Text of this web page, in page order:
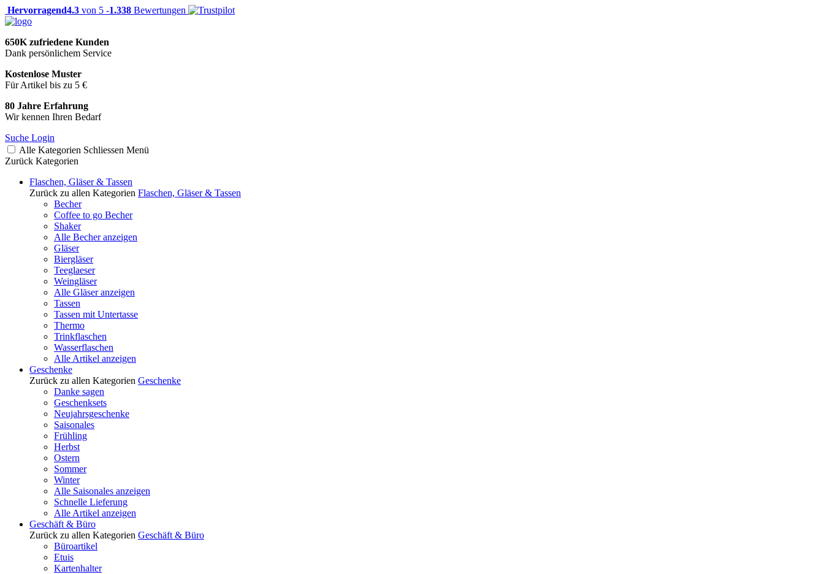
Hervorragend4.3 von 5 -1.338 Bewertungen
650K zufriedene Kunden
Dank persönlichem Service
Kostenlose Muster
Für Artikel bis zu 5 €
80 Jahre Erfahrung
Wir kennen Ihren Bedarf
Suche Login
Alle Kategorien Schliessen Menü
Zurück Kategorien
Flaschen, Gläser & Tassen
Zurück zu allen Kategorien Flaschen, Gläser & Tassen
Becher
Coffee to go Becher
Shaker
Alle Becher anzeigen
Gläser
Biergläser
Teeglaeser
Weingläser
Alle Gläser anzeigen
Tassen
Tassen mit Untertasse
Thermo
Trinkflaschen
Wasserflaschen
Alle Artikel anzeigen
Geschenke
Zurück zu allen Kategorien Geschenke
Danke sagen
Geschenksets
Neujahrsgeschenke
Saisonales
Frühling
Herbst
Ostern
Sommer
Winter
Alle Saisonales anzeigen
Schnelle Lieferung
Alle Artikel anzeigen
Geschäft & Büro
Zurück zu allen Kategorien Geschäft & Büro
Büroartikel
Etuis
Kartenhalter